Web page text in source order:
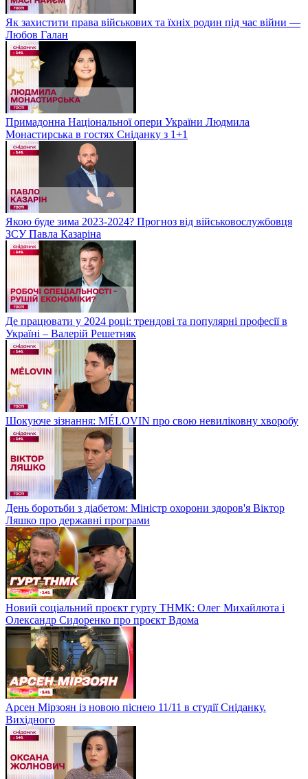
Як захистити права військових та їхніх родин під час війни —
Любов Галан
Примадонна Національної опери України Людмила
Монастирська в гостях Сніданку з 1+1
Якою буде зима 2023-2024? Прогноз від військовослужбовця
ЗСУ Павла Казаріна
Де працювати у 2024 році: трендові та популярні професії в
Україні – Валерій Решетняк
Шокуюче зізнання: MÉLOVIN про свою невиліковну хворобу
День боротьби з діабетом: Міністр охорони здоров'я Віктор
Ляшко про державні програми
Новий соціальний проєкт гурту ТНМК: Олег Михайлюта і
Олександр Сидоренко про проєкт Вдома
Арсен Мірзоян із новою піснею 11/11 в студії Сніданку.
Вихідного